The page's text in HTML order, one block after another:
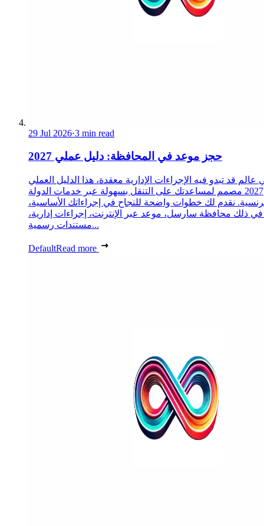
29 Jul 2026·3 min read
حجز موعد في المحافظة: دليل عملي 2027
عالم قد تبدو فيه الإجراءات الإدارية معقدة، هذا الدليل العملي
2027 مصمم لمساعدتك على التنقل بسهولة عبر خدمات الدولة
نقدم لك خطوات واضحة للنجاح في إجراءاتك الأساسية،
في ذلك محافظة سارسل، موعد عبر الإنترنت، إجراءات إدارية،
مستندات رسمية...
DefaultRead more